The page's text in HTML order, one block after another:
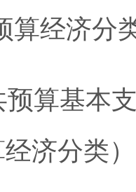
算经济分
预算基本
济分类）